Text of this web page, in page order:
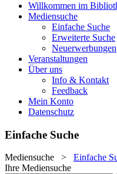
Willkommen im
Mediensuche
Einfache Suche
Erweiterte Suche
Neuerwerbungen
Veranstaltungen
Über uns
Info & Kontakt
Feedback
Mein Konto
Datenschutz
Einfache Suche
Mediensuche > Einfache
Ihre Mediensuche